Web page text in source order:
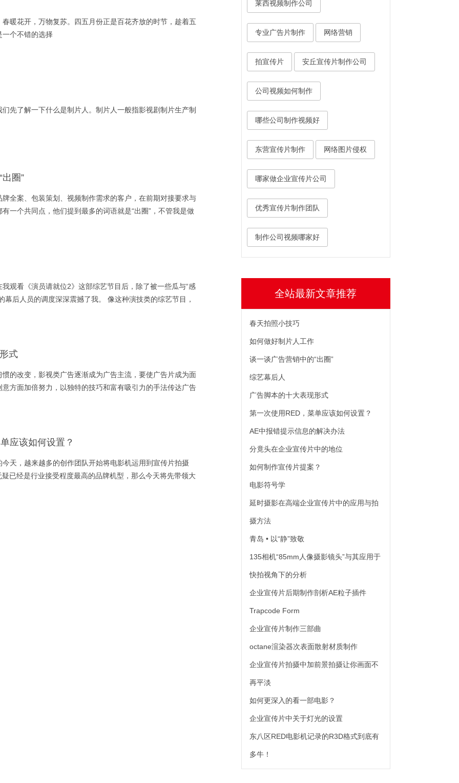
暖花开，万物复苏。四五月份正是百花齐放的时节，趁着五
个不错的选择
先了解一下什么是制片人。制片人一般指影视剧制片生产制
圈”
全案、包装策划、视频制作需求的客户，在前期对接要求与
一个共同点，他们提到最多的词语就是“出圈”，不管我是做
观看《演员请就位2》这部综艺节目后，除了被一些瓜与“感
幕后人员的调度深深震撼了我。 像这种演技类的综艺节目，
式
的改变，影视类广告逐渐成为广告主流，要使广告片成为面
方面加倍努力，以独特的技巧和富有吸引力的手法传达广告
应该如何设置？
天，越来越多的创作团队开始将电影机运用到宣传片拍摄
已经是行业接受程度最高的品牌机型，那么今天将先带领大
莱西视频制作公司
专业广告片制作 网络营销
拍宣传片 安丘宣传片制作公司
公司视频如何制作
哪些公司制作视频好
东营宣传片制作 网络图片侵权
哪家做企业宣传片公司
优秀宣传片制作团队
制作公司视频哪家好
全站最新文章推荐
春天拍照小技巧
如何做好制片人工作
谈一谈广告营销中的“出圈”
综艺幕后人
广告脚本的十大表现形式
第一次使用RED，菜单应该如何设置？
AE中报错提示信息的解决办法
分竟头在企业宣传片中的地位
如何制作宣传片提案？
电影符号学
延时摄影在高端企业宣传片中的应用与拍
摄方法
青岛 • 以“静”致敬
135相机“85mm人像摄影镜头”与其应用于
快拍视角下的分析
企业宣传片后期制作剖析AE粒子插件
Trapcode Form
企业宣传片制作三部曲
octane渲染器次表面散射材质制作
企业宣传片拍摄中加前景拍摄让你画面不
再平淡
如何更深入的看一部电影？
企业宣传片中关于灯光的设置
东八区RED电影机记录的R3D格式到底有
多牛！